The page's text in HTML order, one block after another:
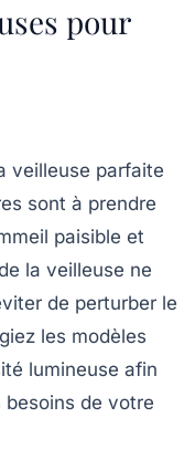
pour
veilleuse parfaite
sont à prendre
paisible et
la veilleuse ne
de perturber le
les modèles
lumineuse afin
besoins de votre